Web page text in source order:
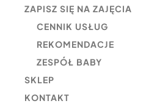
ZAPISZ SIĘ NA ZAJĘCIA
CENNIK USŁUG
REKOMENDACJE
ZESPÓŁ BABY
SKLEP
KONTAKT